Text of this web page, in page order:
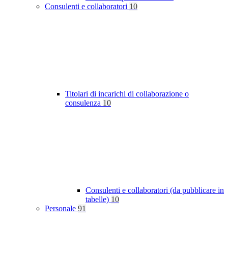
Consulenti e collaboratori 10
Titolari di incarichi di collaborazione o
consulenza 10
Consulenti e collaboratori (da pubblicare in
tabelle) 10
Personale 91